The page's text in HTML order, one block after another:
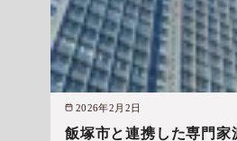
2026年2月2日
飯塚市と連携した専門